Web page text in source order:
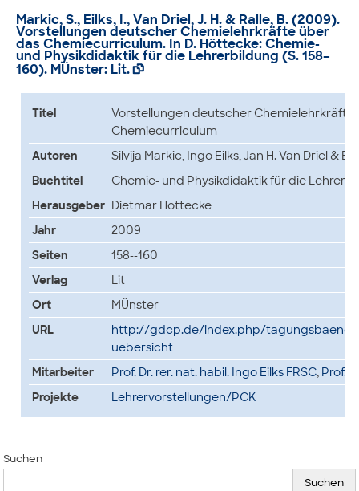
Markic, S., Eilks, I., Van Driel, J. H. & Ralle, B. (2009).
Vorstellungen deutscher Chemielehrkräfte über
das Chemiecurriculum. In D. Höttecke: Chemie-
und Physikdidaktik für die Lehrerbildung (S. 158–
160). MÜnster: Lit. 
Titel
Vorstellungen deutscher Chemielehrkräfte
Chemiecurriculum
Autoren
Silvija Markic, Ingo Eilks, Jan H. Van Driel &
Buchtitel
Chemie- und Physikdidaktik für die
Herausgeber Dietmar Höttecke
Jahr
2009
Seiten
158--160
Verlag
Lit
Ort
MÜnster
URL
http://gdcp.de/index.php/
uebersicht
Mitarbeiter
Prof. Dr. rer. nat. habil. Ingo Eilks FRSC, Prof.
Projekte
Lehrervorstellungen/PCK
Suchen
Suchen